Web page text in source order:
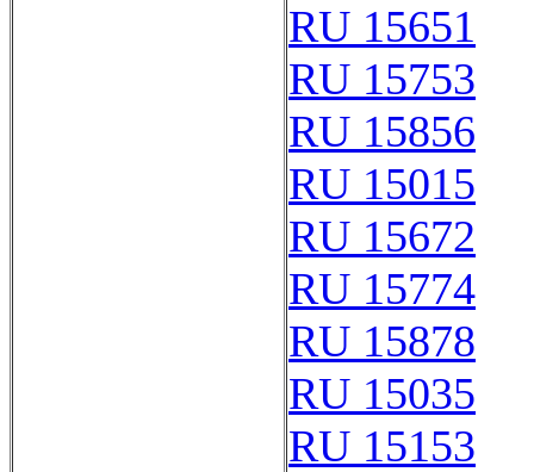
RU 15651
RU 15753
RU 15856
RU 15015
RU 15672
RU 15774
RU 15878
RU 15035
RU 15153